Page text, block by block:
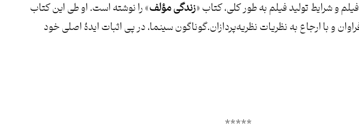
و شرایط تولید فیلم به طور کلی، کتاب «زندگی مؤلف» را نوشته است. او طی این کتاب
و با ارجاع به نظریات نظریه‌پردازان.گوناگون سینما، در پی اثبات ایدۀ اصلی خود
*****